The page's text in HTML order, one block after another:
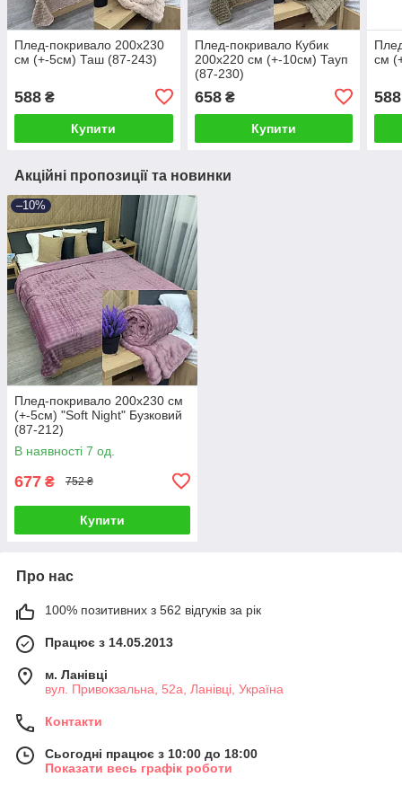
Плед-покривало 200х230
см (+-5см) Таш (87-243)
588 ₴
Купити
Плед-покривало Кубик
200х220 см (+-10см) Тауп
(87-230)
658₴
Купити
см
588
Акційні пропозиції та новинки
–10%
Плед-покривало 200х230 см
(+-5см) "Soft Night" Бузковий
(87-212)
В наявності 7 од.
677 ₴ 752 ₴
Купити
Про нас
100% позитивних з 562 відгуків за рік
Працює з 14.05.2013
м. Ланівці
вул. Привокзальна, 52а, Ланівці, Україна
Контакти
Сьогодні працює з 10:00 до 18:00
Показати весь графік роботи